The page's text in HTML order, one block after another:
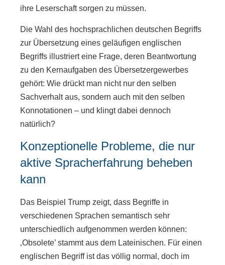
ihre Leserschaft sorgen zu müssen.
Die Wahl des hochsprachlichen deutschen Begriffs
zur Übersetzung eines geläufigen englischen
Begriffs illustriert eine Frage, deren Beantwortung
zu den Kernaufgaben des Übersetzergewerbes
gehört: Wie drückt man nicht nur den selben
Sachverhalt aus, sondern auch mit den selben
Konnotationen – und klingt dabei dennoch
natürlich?
Konzeptionelle Probleme, die nur
aktive Spracherfahrung beheben
kann
Das Beispiel Trump zeigt, dass Begriffe in
verschiedenen Sprachen semantisch sehr
unterschiedlich aufgenommen werden können:
‚Obsolete’ stammt aus dem Lateinischen. Für einen
englischen Begriff ist das völlig normal, doch im